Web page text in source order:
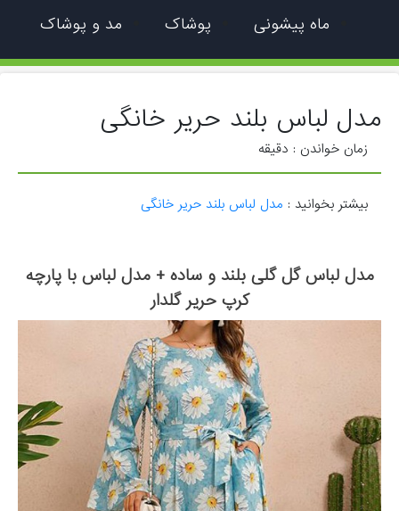
ماه پیشونی پوشاک مد و پوشاک
مدل لباس بلند حریر خانگی
زمان خواندن : دقیقه
بیشتر بخوانید : مدل لباس بلند حریر خانگی
مدل لباس گل گلی بلند و ساده + مدل لباس با پارچه
کرپ حریر گلدار